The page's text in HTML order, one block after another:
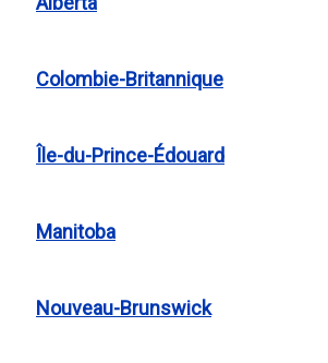
Colombie-Britannique
Île-du-Prince-Édouard
Manitoba
Nouveau-Brunswick